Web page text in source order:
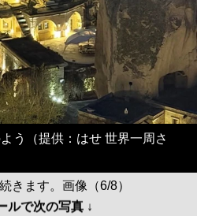
う（提供：はせ 世界一周さ
きます。画像（6/8）
ルで次の写真 ↓